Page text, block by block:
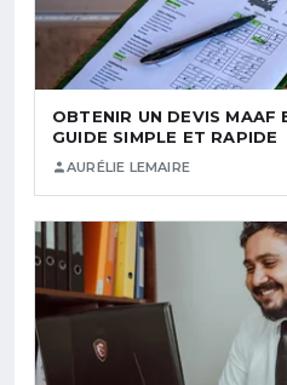
OBTENIR UN DEVIS MAAF
GUIDE SIMPLE ET RAPIDE
AURÉLIE LEMAIRE